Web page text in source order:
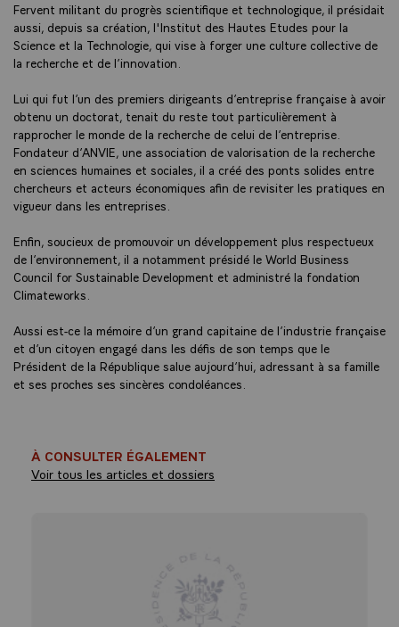
Fervent militant du progrès scientifique et technologique, il présidait
aussi, depuis sa création, l'Institut des Hautes Etudes pour la
Science et la Technologie, qui vise à forger une culture collective de
la recherche et de l’innovation.
Lui qui fut l’un des premiers dirigeants d’entreprise française à avoir
obtenu un doctorat, tenait du reste tout particulièrement à
rapprocher le monde de la recherche de celui de l’entreprise.
Fondateur d’ANVIE, une association de valorisation de la recherche
en sciences humaines et sociales, il a créé des ponts solides entre
chercheurs et acteurs économiques afin de revisiter les pratiques en
vigueur dans les entreprises.
Enfin, soucieux de promouvoir un développement plus respectueux
de l’environnement, il a notamment présidé le World Business
Council for Sustainable Development et administré la fondation
Climateworks.
Aussi est-ce la mémoire d’un grand capitaine de l’industrie française
et d’un citoyen engagé dans les défis de son temps que le
Président de la République salue aujourd’hui, adressant à sa famille
et ses proches ses sincères condoléances.
À CONSULTER ÉGALEMENT
Voir tous les articles et dossiers